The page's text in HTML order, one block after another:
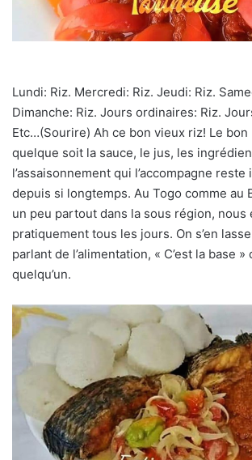
Lundi: Riz. Mercredi: Riz. Jeudi: Riz.
Dimanche: Riz. Jours ordinaires: Riz.
Etc…(Sourire) Ah ce bon vieux riz! Le bon
quelque soit la sauce, le jus, les
l’assaisonnement qui l’accompagne
depuis si longtemps. Au Togo comme au
un peu partout dans la sous région, nous
pratiquement tous les jours. On s’en
parlant de l’alimentation, « C’est la base
quelqu’un.